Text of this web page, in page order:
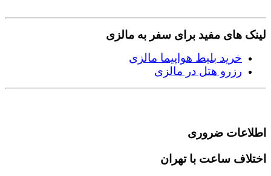
لینک های مفید برای سفر به مالزی
خرید بلیط هواپیما مالزی
رزرو هتل در مالزی
اطلاعات ضروری
اختلاف ساعت با تهران